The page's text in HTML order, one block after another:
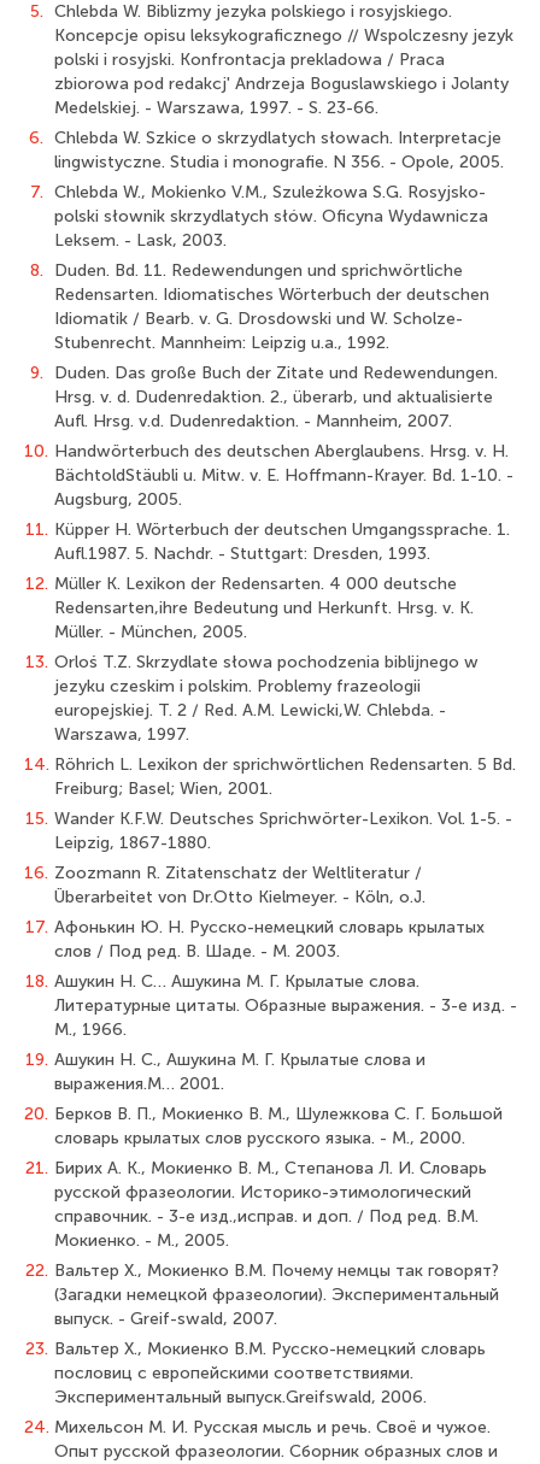
5. Chlebda W. Biblizmy jezyka polskiego i rosyjskiego.
Koncepcje opisu leksykograficznego // Wspolczesny jezyk
polski i rosyjski. Konfrontacja prekladowa / Praca
zbiorowa pod redakcj' Andrzeja Boguslawskiego i Jolanty
Medelskiej. - Warszawa, 1997. - S. 23-66.
6. Chlebda W. Szkice o skrzydlatych słowach. Interpretacje
lingwistyczne. Studia i monografie. N 356. - Opole, 2005.
7. Chlebda W., Mokienko V.M., Szuleżkowa S.G. Rosyjsko-
polski słownik skrzydlatych słów. Oficyna Wydawnicza
Leksem. - Lask, 2003.
8.
Duden. Bd. 11. Redewendungen und sprichwörtliche
Redensarten. Idiomatisches Wörterbuch der deutschen
Idiomatik / Bearb. v. G. Drosdowski und W. Scholze-
Stubenrecht. Mannheim: Leipzig u.a., 1992.
9.
Duden. Das große Buch der Zitate und Redewendungen.
Hrsg. v. d. Dudenredaktion. 2., überarb, und aktualisierte
Aufl. Hrsg. v.d. Dudenredaktion. - Mannheim, 2007.
10. Handwörterbuch des deutschen Aberglaubens. Hrsg. v. H.
BächtoldStäubli u. Mitw. v. E. Hoffmann-Krayer. Bd. 1-10. -
Augsburg, 2005.
11. Küpper H. Wörterbuch der deutschen Umgangssprache. 1.
Aufl.1987. 5. Nachdr. - Stuttgart: Dresden, 1993.
12. Müller K. Lexikon der Redensarten. 4 000 deutsche
Redensarten,ihre Bedeutung und Herkunft. Hrsg. v. K.
Müller. - München, 2005.
13. Orloś T.Z. Skrzydlate słowa pochodzenia biblijnego w
jezyku czeskim i polskim. Problemy frazeologii
europejskiej. T. 2 / Red. A.M. Lewicki,W. Chlebda. -
Warszawa, 1997.
14. Röhrich L. Lexikon der sprichwörtlichen Redensarten. 5 Bd.
Freiburg; Basel; Wien, 2001.
15. Wander K.F.W. Deutsches Sprichwörter-Lexikon. Vol. 1-5. -
Leipzig, 1867-1880.
16. Zoozmann R. Zitatenschatz der Weltliteratur /
Überarbeitet von Dr.Otto Kielmeyer. - Köln, o.J.
17. Афонькин Ю. Н. Русско-немецкий словарь крылатых
слов / Под ред. В. Шаде. - М. 2003.
18. Ашукин Н. С… Ашукина М. Г. Крылатые слова.
Литературные цитаты. Образные выражения. - 3-е изд. -
М., 1966.
19. Ашукин Н. С., Ашукина М. Г. Крылатые слова и
выражения.M… 2001.
20. Берков В. П., Мокиенко В. М., Шулежкова С. Г. Большой
словарь крылатых слов русского языка. - М., 2000.
21. Бирих А. К., Мокиенко В. М., Степанова Л. И. Словарь
русской фразеологии. Историко-этимологический
справочник. - 3-е изд.,исправ. и доп. / Под ред. В.М.
Мокиенко. - М., 2005.
22. Вальтер Х., Мокиенко В.М. Почему немцы так говорят?
(Загадки немецкой фразеологии). Экспериментальный
выпуск. - Greif-swald, 2007.
23. Вальтер Х., Мокиенко В.М. Русско-немецкий словарь
пословиц с европейскими соответствиями.
Экспериментальный выпуск.Greifswald, 2006.
24. Михельсон М. И. Русская мысль и речь. Своё и чужое.
Опыт русской фразеологии. Сборник образных слов и